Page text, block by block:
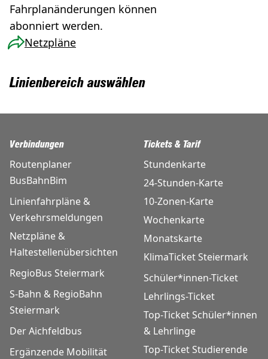
Fahrplanänderungen können
abonniert werden.
Netzpläne
Linienbereich auswählen
Verbindungen
Routenplaner
BusBahnBim
Linienfahrpläne &
Verkehrsmeldungen
Netzpläne &
Haltestellenübersichten
RegioBus Steiermark
S-Bahn & RegioBahn
Steiermark
Der Aichfeldbus
Ergänzende Mobilität
Tickets & Tarif
Stundenkarte
24-Stunden-Karte
10-Zonen-Karte
Wochenkarte
Monatskarte
KlimaTicket Steiermark
Schüler*innen-Ticket
Lehrlings-Ticket
Top-Ticket Schüler*innen
& Lehrlinge
Top-Ticket Studierende